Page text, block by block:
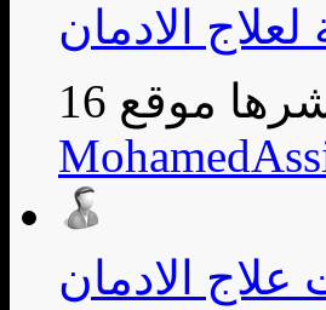
الادمان
الادمان